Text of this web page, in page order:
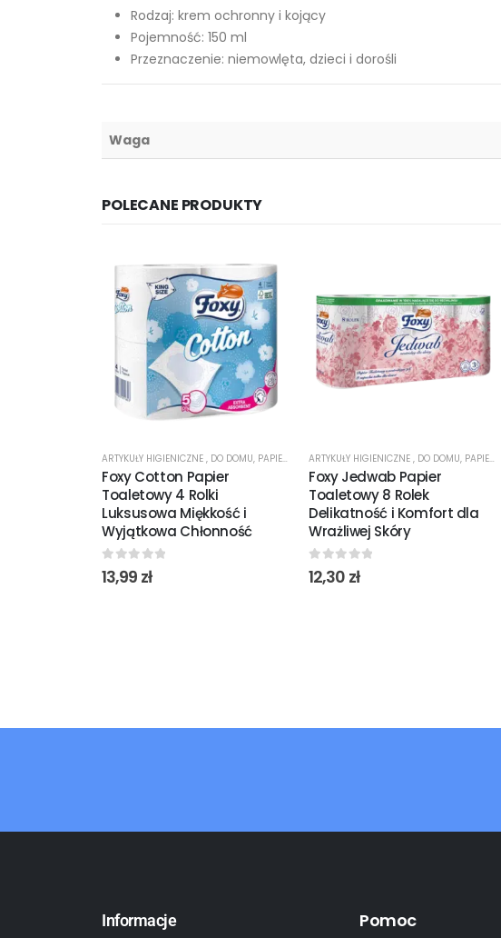
Rodzaj: krem ochronny i kojący
Pojemność: 150 ml
Przeznaczenie: niemowlęta, dzieci i dorośli
Waga
POLECANE PRODUKTY
ARTYKUŁY HIGIENICZNE , DO DOMU, PAPIER TOALETOWY
Foxy Cotton Papier
Toaletowy 4 Rolki
Luksusowa Miękkość i
Wyjątkowa Chłonność
0out of 5
13,99 zł
ARTYKUŁY HIGIENICZNE , DO DOMU, PAPIER TOALETOWY
Foxy Jedwab Papier
Toaletowy 8 Rolek
Delikatność i Komfort dla
Wrażliwej Skóry
0out of 5
12,30 zł
Informacje Pomoc